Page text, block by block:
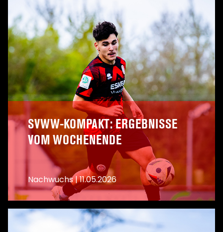
A
SVWW-KOMPAKT: ERGEBNISSE
VOM WOCHENENDE
Nachwuchs|11.05.2026